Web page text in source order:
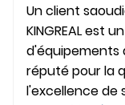
Un client
KINGREAL est
d'équipements
réputé pour la
l'excellence de